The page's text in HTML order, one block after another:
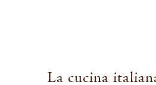
La cucina